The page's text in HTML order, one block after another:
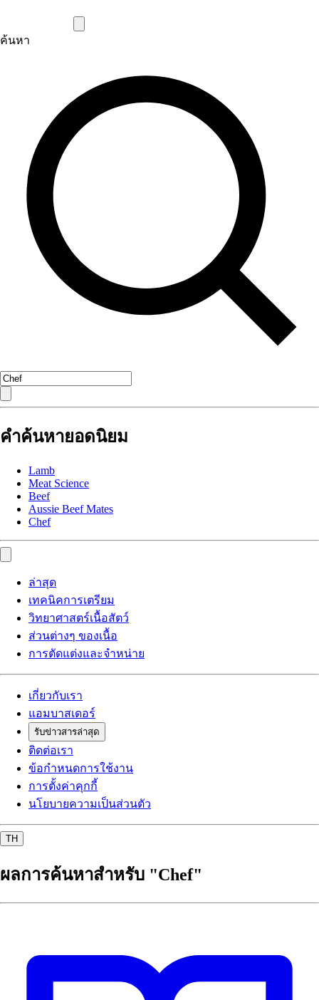
ค้นหา
คำค้นหายอดนิยม
Lamb
Meat Science
Beef
Aussie Beef Mates
Chef
ล่าสุด
เทคนิคการเตรียม
วิทยาศาสตร์เนื้อสัตว์
ส่วนต่างๆ ของเนื้อ
การตัดแต่งและจำหน่าย
เกี่ยวกับเรา
แอมบาสเดอร์
รับข่าวสารล่าสุด
ติดต่อเรา
ข้อกำหนดการใช้งาน
การตั้งค่าคุกกี้
นโยบายความเป็นส่วนตัว
TH
ผลการค้นหาสำหรับ "Chef"